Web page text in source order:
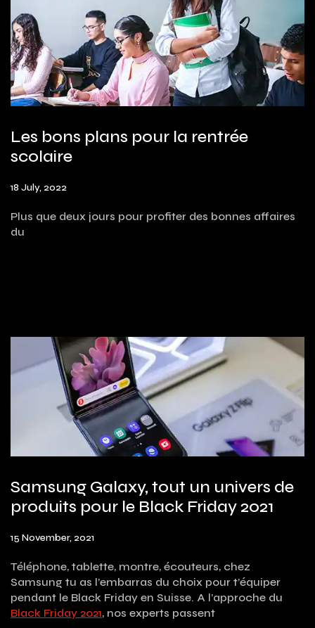
Les bons plans pour la rentrée
scolaire
18 July, 2022
Plus que deux jours pour profiter des bonnes affaires
du
Samsung Galaxy, tout un univers de
produits pour le Black Friday 2021
15 November, 2021
Téléphone, tablette, montre, écouteurs, chez
Samsung tu as l’embarras du choix pour t’équiper
pendant le Black Friday en Suisse. A l’approche du
Black Friday 2021, nos experts passent